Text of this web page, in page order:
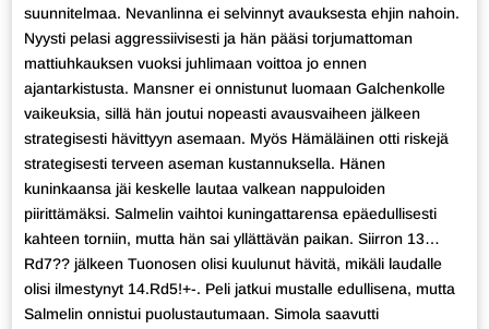
suunnitelmaa. Nevanlinna ei selvinnyt avauksesta ehjin nahoin.
Nyysti pelasi aggressiivisesti ja hän pääsi torjumattoman
mattiuhkauksen vuoksi juhlimaan voittoa jo ennen
ajantarkistusta. Mansner ei onnistunut luomaan Galchenkolle
vaikeuksia, sillä hän joutui nopeasti avausvaiheen jälkeen
strategisesti hävittyyn asemaan. Myös Hämäläinen otti riskejä
strategisesti terveen aseman kustannuksella. Hänen
kuninkaansa jäi keskelle lautaa valkean nappuloiden
piirittämäksi. Salmelin vaihtoi kuningattarensa epäedullisesti
kahteen torniin, mutta hän sai yllättävän paikan. Siirron 13…
Rd7?? jälkeen Tuonosen olisi kuulunut hävitä, mikäli laudalle
olisi ilmestynyt 14.Rd5!+-. Peli jatkui mustalle edullisena, mutta
Salmelin onnistui puolustautumaan. Simola saavutti